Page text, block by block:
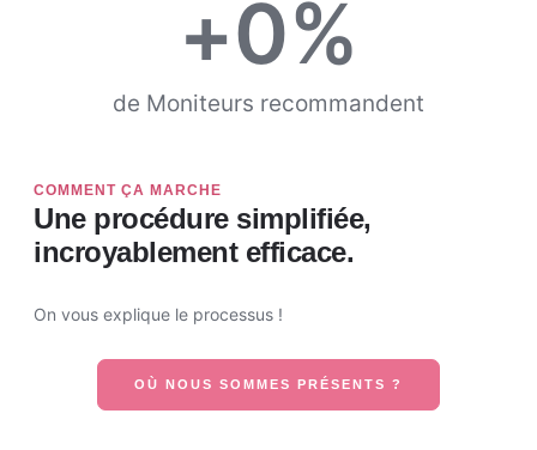
de Moniteurs recommandent
+0%
COMMENT ÇA MARCHE
Une procédure simplifiée,
incroyablement efficace.
On vous explique le processus !
OÙ NOUS SOMMES PRÉSENTS ?